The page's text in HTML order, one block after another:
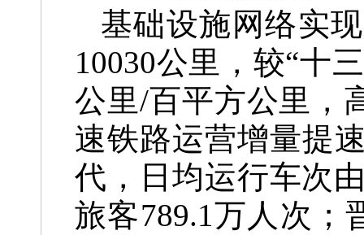
基础设施网络实
10030公里，较“十
公里/百平方公里，
速铁路运营增量提
代，日均运行车次
旅客789.1万人次；